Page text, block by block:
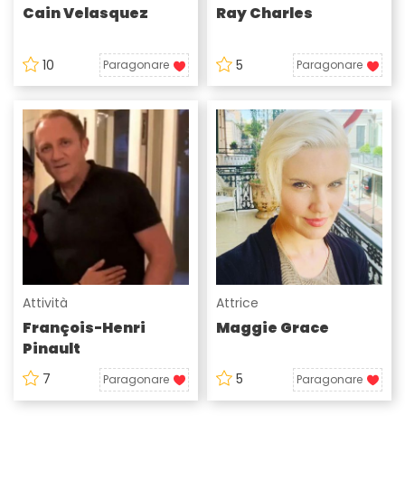
Cain Velasquez
10 Paragonare
Ray Charles
5 Paragonare
Attività
François-Henri
Pinault
7 Paragonare
Attrice
Maggie Grace
5 Paragonare